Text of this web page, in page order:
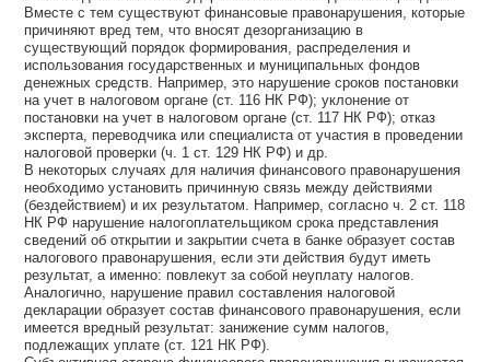
Вместе с тем существуют финансовые правонарушения, которые
причиняют вред тем, что вносят дезорганизацию в
существующий порядок формирования, распределения и
использования государственных и муниципальных фондов
денежных средств. Например, это нарушение сроков постановки
на учет в налоговом органе (ст. 116 НК РФ); уклонение от
постановки на учет в налоговом органе (ст. 117 НК РФ); отказ
эксперта, переводчика или специалиста от участия в проведении
налоговой проверки (ч. 1 ст. 129 НК РФ) и др.
В некоторых случаях для наличия финансового правонарушения
необходимо установить причинную связь между действиями
(бездействием) и их результатом. Например, согласно ч. 2 ст. 118
НК РФ нарушение налогоплательщиком срока представления
сведений об открытии и закрытии счета в банке образует состав
налогового правонарушения, если эти действия будут иметь
результат, а именно: повлекут за собой неуплату налогов.
Аналогично, нарушение правил составления налоговой
декларации образует состав финансового правонарушения, если
имеется вредный результат: занижение сумм налогов,
подлежащих уплате (ст. 121 НК РФ).